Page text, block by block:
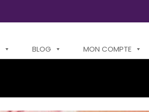
BLOG MON COMPTE